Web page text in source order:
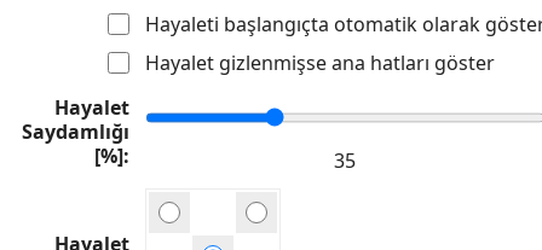
Hayaleti başlangıçta otomatik olarak
Hayalet gizlenmişse ana hatları göster
Hayalet
Saydamlığı
[%]
Hayalet